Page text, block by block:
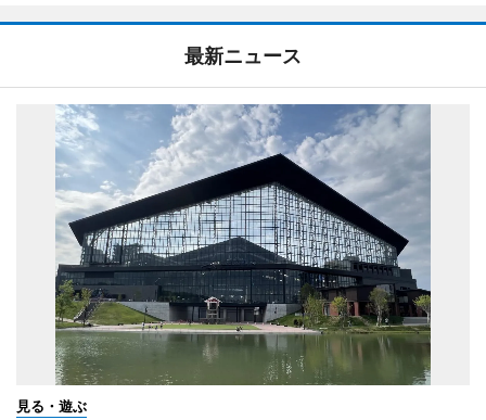
最新ニュース
見る・遊ぶ